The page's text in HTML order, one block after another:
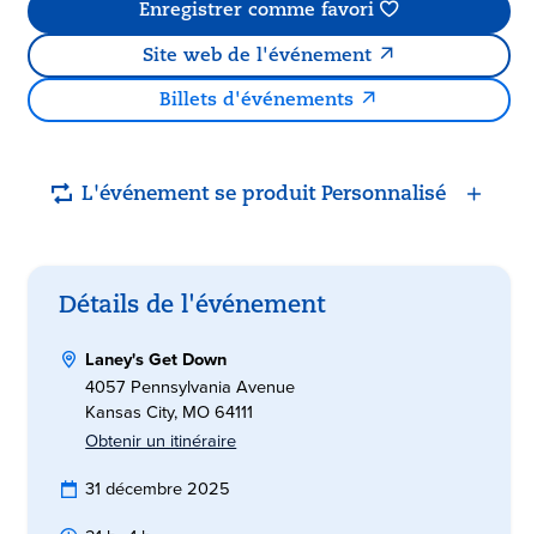
Enregistrer comme favori
Site web de l'événement
Billets d'événements
L'événement se produit Personnalisé
Détails de l'événement
Laney's Get Down
4057 Pennsylvania Avenue
Kansas City, MO 64111
Obtenir un itinéraire
31 décembre 2025